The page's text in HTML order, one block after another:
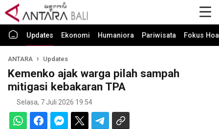
Updates Ekonomi Humaniora Pariwisata Fokus
ANTARA Updates
Kemenko ajak warga pilah sampah
mitigasi kebakaran TPA
Selasa, 7 Juli 2026 19:54